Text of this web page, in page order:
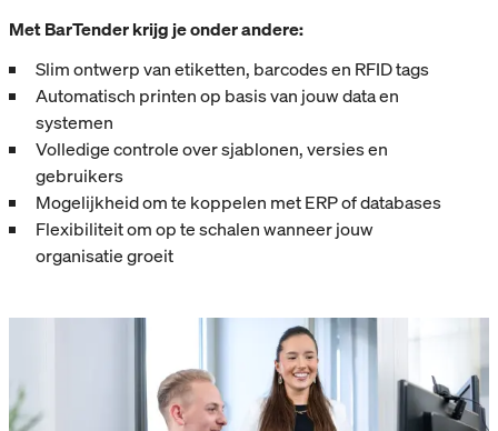
Met BarTender krijg je onder andere:
Slim ontwerp van etiketten, barcodes en RFID tags
Automatisch printen op basis van jouw data en
systemen
Volledige controle over sjablonen, versies en
gebruikers
Mogelijkheid om te koppelen met ERP of databases
Flexibiliteit om op te schalen wanneer jouw
organisatie groeit